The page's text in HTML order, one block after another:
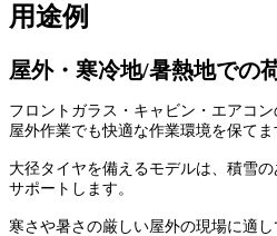
用途例
屋外・寒冷地/暑熱地での
フロントガラス・キャビン・エアコン
屋外作業でも快適な作業環境を保てま
大径タイヤを備えるモデルは、積雪
サポートします。
寒さや暑さの厳しい屋外の現場に適し